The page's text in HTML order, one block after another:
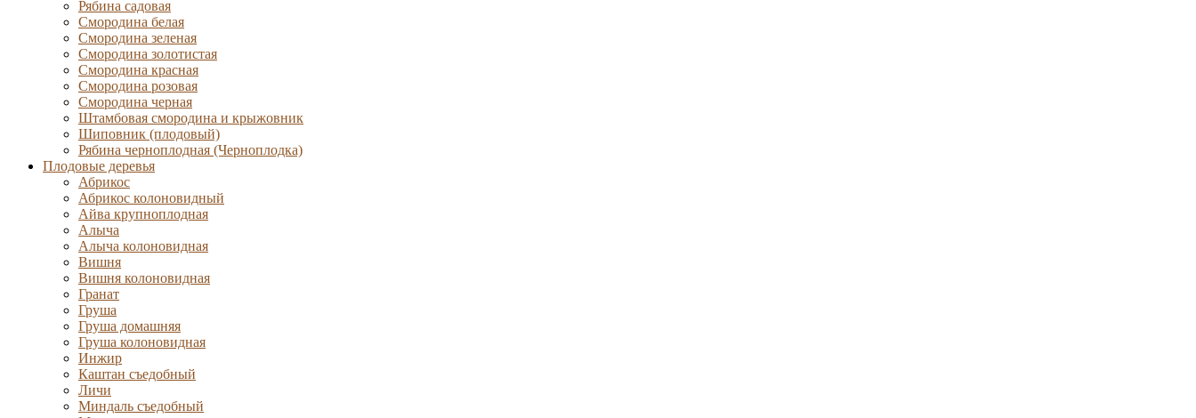
Рябина садовая
Смородина белая
Смородина зеленая
Смородина золотистая
Смородина красная
Смородина розовая
Смородина черная
Штамбовая смородина и крыжовник
Шиповник (плодовый)
Рябина черноплодная (Черноплодка)
Плодовые деревья
Абрикос
Абрикос колоновидный
Айва крупноплодная
Алыча
Алыча колоновидная
Вишня
Вишня колоновидная
Гранат
Груша
Груша домашняя
Груша колоновидная
Инжир
Каштан съедобный
Личи
Миндаль съедобный